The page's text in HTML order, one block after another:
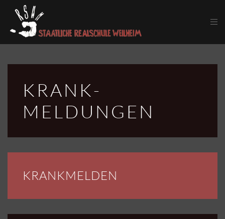
Skip to main content
KRANK­
MELDUNGEN
KRANKMELDEN